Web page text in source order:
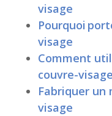
visage
Pourquoi
visage
Comment
couvre-visage
Fabriquer un
visage